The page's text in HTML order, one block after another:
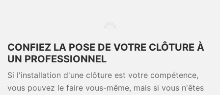
CONFIEZ LA POSE DE VOTRE CLÔTURE À
UN PROFESSIONNEL
Si l'installation d'une clôture est votre compétence,
vous pouvez le faire vous-même, mais si vous n'êtes